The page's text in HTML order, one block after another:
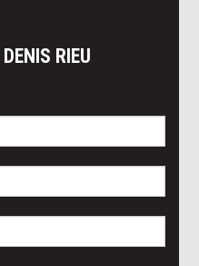
DENIS RIEU